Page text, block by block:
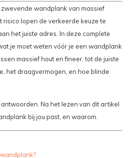
wandplank van massief
risico lopen de verkeerde keuze te
het juiste adres. In deze complete
je moet weten vóór je een wandplank
massief hout en fineer, tot de juiste
het draagvermogen, en hoe blinde
Na het lezen van dit artikel
bij jou past, en waarom.